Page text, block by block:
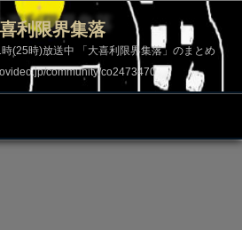
利限界集落
(25時)放送中 「大喜利限界集落」のまとめ
community/co2473470